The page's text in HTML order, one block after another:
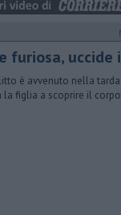
furiosa,
è avvenuto nella tarda
la figlia a scoprire il